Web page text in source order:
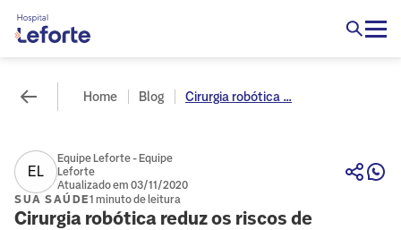
Home Blog Cirurgia robótica ...
EL
Equipe Leforte - Equipe
Leforte
Atualizado em 03/11/2020
SUA SAÚDE1 minuto de leitura
Cirurgia robótica reduz os riscos de